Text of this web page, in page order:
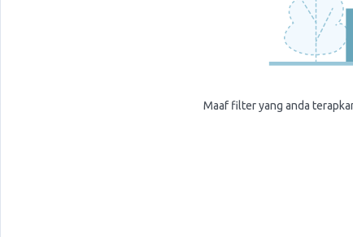
Maaf filter yang anda